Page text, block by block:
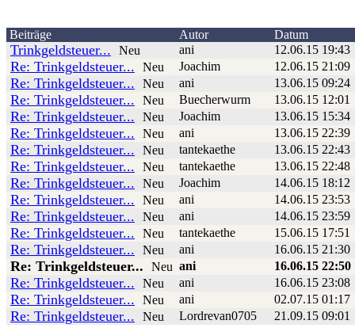
Beiträge Autor Datum
Trinkgeldsteuer... Neu ani 12.06.15 19:43
Re: Trinkgeldsteuer... Neu Joachim 12.06.15 21:09
Re: Trinkgeldsteuer... Neu ani 13.06.15 09:24
Re: Trinkgeldsteuer... Neu Buecherwurm 13.06.15 12:01
Re: Trinkgeldsteuer... Neu Joachim 13.06.15 15:34
Re: Trinkgeldsteuer... Neu ani 13.06.15 22:39
Re: Trinkgeldsteuer... Neu tantekaethe 13.06.15 22:43
Re: Trinkgeldsteuer... Neu tantekaethe 13.06.15 22:48
Re: Trinkgeldsteuer... Neu Joachim 14.06.15 18:12
Re: Trinkgeldsteuer... Neu ani 14.06.15 23:53
Re: Trinkgeldsteuer... Neu ani 14.06.15 23:59
Re: Trinkgeldsteuer... Neu tantekaethe 15.06.15 17:51
Re: Trinkgeldsteuer... Neu ani 16.06.15 21:30
Re: Trinkgeldsteuer... Neu ani 16.06.15 22:50
Re: Trinkgeldsteuer... Neu ani 16.06.15 23:08
Re: Trinkgeldsteuer... Neu ani 02.07.15 01:17
Re: Trinkgeldsteuer... Neu Lordrevan0705 21.09.15 09:01